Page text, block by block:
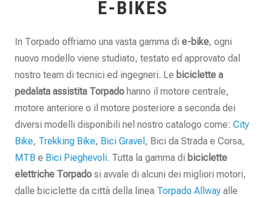
E-BIKES
In Torpado offriamo una vasta gamma di e-bike, ogni
nuovo modello viene studiato, testato ed approvato dal
nostro team di tecnici ed ingegneri. Le biciclette a
pedalata assistita Torpado hanno il motore centrale,
motore anteriore o il motore posteriore a seconda dei
diversi modelli disponibili nel nostro catalogo come: City
Bike, Trekking Bike, Bici Gravel , Bici da Strada e Corsa,
MTB e Bici Pieghevoli. Tutta la gamma di biciclette
elettriche Torpado si avvale di alcuni dei migliori motori,
dalle biciclette da città della linea Torpado Allway alle